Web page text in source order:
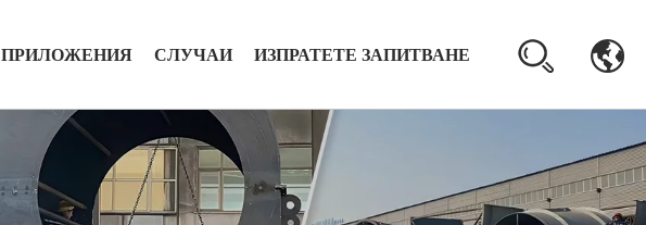
ПРИЛОЖЕНИЯ СЛУЧАИ ИЗПРАТЕТЕ ЗАПИТВАНЕ